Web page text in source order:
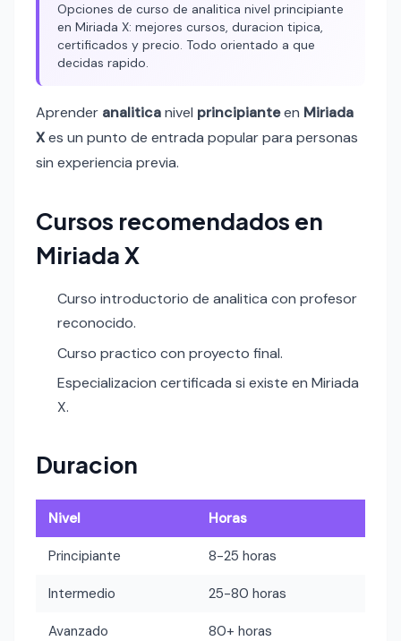
Opciones de curso de analitica nivel principiante
en Miriada X: mejores cursos, duracion tipica,
certificados y precio. Todo orientado a que
decidas rapido.
Aprender analiticanivel principianteen Miriada
Xes un punto de entrada popular para personas
sin experiencia previa.
Cursos recomendados en
Miriada X
Curso introductorio de analitica con profesor
reconocido.
Curso practico con proyecto final.
Especializacion certificada si existe en Miriada
X.
Duracion
Nivel Horas
Principiante 8-25 horas
Intermedio 25-80 horas
Avanzado 80+ horas